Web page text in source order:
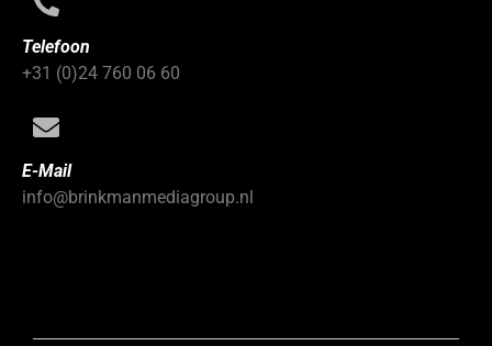
Telefoon
+31 (0)24 760 06 60
E-Mail
info@brinkmanmediagroup.nl